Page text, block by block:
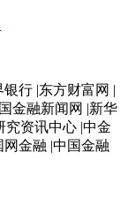
行 |东方财富网 |
金融新闻网 |新华
究资讯中心 |中金
金融 |中国金融